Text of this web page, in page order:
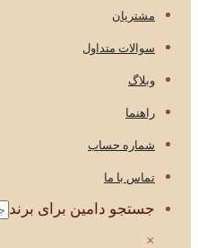
مشتریان
سوالات متداول
وبلاگ
راهنما
شماره حساب
تماس با ما
جستجو دامین برای برند
×